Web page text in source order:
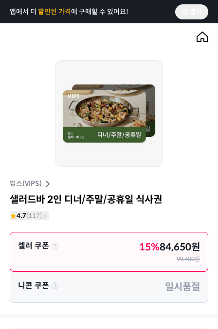
앱에서 더 할인된 가격에 구매할 수 있어요!
빕스(VIPS)
샐러드바 2인 디너/주말/공휴일 식사권
4.7(117)
셀러 쿠폰 15%84,650원
99,400원
니콘 쿠폰 일시품절